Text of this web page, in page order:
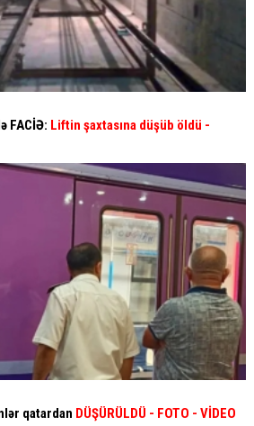
FACİƏ: Liftin şaxtasına düşüb öldü -
qatardan DÜŞÜRÜLDÜ - FOTO - VİDEO